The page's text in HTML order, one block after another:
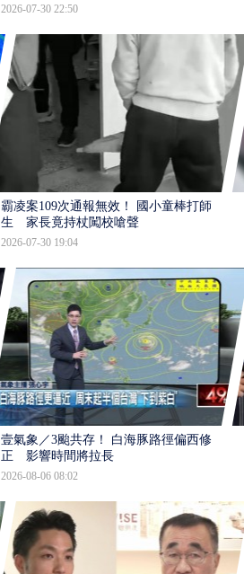
2026-07-30 22:50
霸凌案109次通報無效！ 國小童棒打師
生 家長竟持杖闖校嗆聲
2026-07-30 19:04
壹氣象／3颱共存！ 白海豚路徑偏西修
正 影響時間將拉長
2026-08-06 08:02